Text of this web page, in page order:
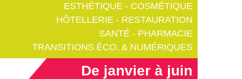
ESTHÉTIQUE - COSMÉTIQUE
HÔTELLERIE - RESTAURATION
SANTÉ - PHARMACIE
TRANSITIONS ÉCO. & NUMÉRIQUES
De janvier à juin